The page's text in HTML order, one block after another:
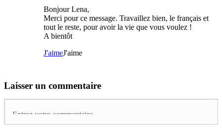
Bonjour Lena,
Merci pour ce message. Travaillez bien, le français et
tout le reste, pour avoir la vie que vous voulez !
A bientôt
J'aimeJ'aime
Laisser un commentaire